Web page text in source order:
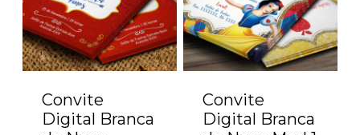
Convite
Digital Branca
Convite
Digital Branca